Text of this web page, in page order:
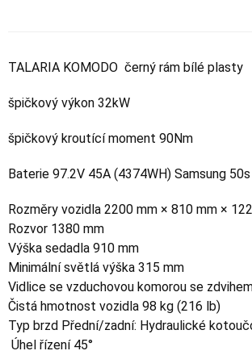
TALARIA KOMODO černý rám bílé plasty
špičkový výkon 32kW
špičkový kroutící moment 90Nm
Baterie 97.2V 45A (4374WH) Samsung
Rozměry vozidla 2200 mm × 810 mm ×
Rozvor 1380 mm
Výška sedadla 910 mm
Minimální světlá výška 315 mm
Vidlice se vzduchovou komorou se
Čistá hmotnost vozidla 98 kg (216 lb)
Typ brzd Přední/zadní: Hydraulické
Úhel řízení 45°